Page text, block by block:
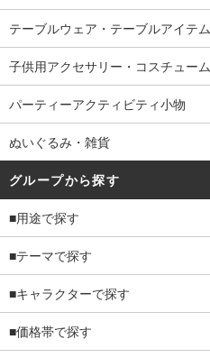
テーブルウェア・テーブルアイテム
子供用アクセサリー・コスチューム
パーティーアクティビティ小物
ぬいぐるみ・雑貨
グループから探す
■用途で探す
■テーマで探す
■キャラクターで探す
■価格帯で探す